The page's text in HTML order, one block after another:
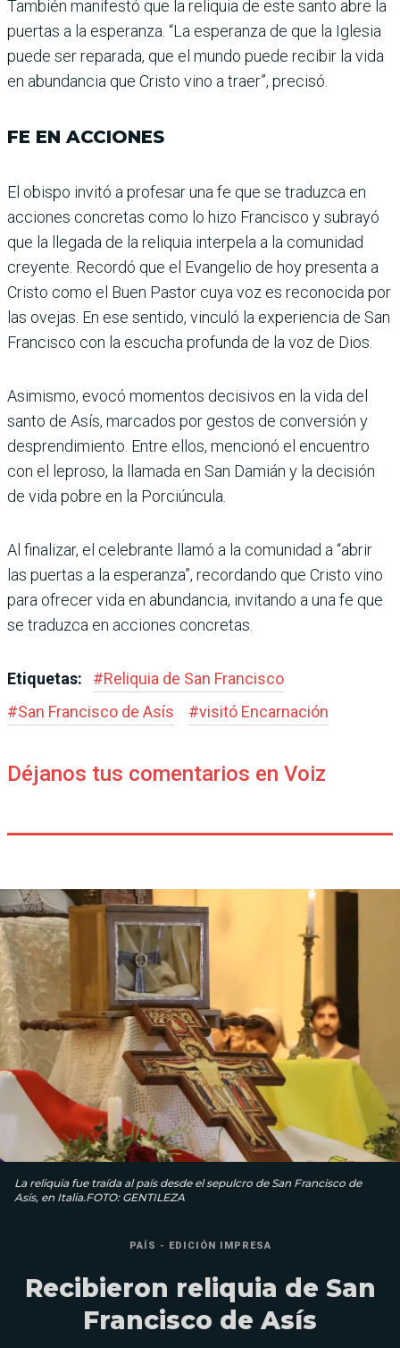
También manifestó que la reliquia de este santo abre la
puertas a la esperanza. “La esperanza de que la Iglesia
puede ser reparada, que el mundo puede recibir la vida
en abundancia que Cristo vino a traer”, precisó.
FE EN ACCIONES
El obispo invitó a profesar una fe que se traduzca en
acciones concretas como lo hizo Francisco y subrayó
que la llegada de la reliquia inter­pela a la comunidad
creyente. Recordó que el Evangelio de hoy presenta a
Cristo como el Buen Pastor cuya voz es reconocida por
las ovejas. En ese sentido, vinculó la expe­riencia de San
Francisco con la escucha profunda de la voz de Dios.
Asimismo, evocó momentos decisivos en la vida del
santo de Asís, marcados por gestos de conversión y
desprendi­miento. Entre ellos, mencionó el encuentro
con el leproso, la llamada en San Damián y la decisión
de vida pobre en la Porciúncula.
Al finalizar, el celebrante llamó a la comunidad a “abrir
las puertas a la esperanza”, recordando que Cristo vino
para ofrecer vida en abun­dancia, invitando a una fe que
se traduzca en acciones concretas.
Etiquetas: #Reliquia de San Francisco
#San Francisco de Asís #visitó Encarnación
Déjanos tus comentarios en Voiz
La reliquia fue traída al país desde el sepulcro de San Francisco de
Asís, en Italia.FOTO: GENTILEZA
PAÍS - EDICIÓN IMPRESA
Recibieron reliquia de San
Francisco de Asís